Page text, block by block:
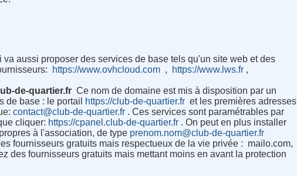
va aussi proposer des services de base tels qu'un site web et des
: https://www.ovhcloud.com , https://www.lws.fr ,
de-quartier.fr Ce nom de domaine est mis à disposition par un
de base : le portail https://club-de-quartier.fr et les premières adresses
: contact@club-de-quartier.fr . Ces services sont paramétrables par
cliquer: https://cpanel.club-de-quartier.fr . On peut en plus installer
à l'association, de type prenom.nom@club-de-quartier.fr
fournisseurs gratuits mais respectueux de la vie privée : mailo.com,
des fournisseurs gratuits mais mettant moins en avant la protection